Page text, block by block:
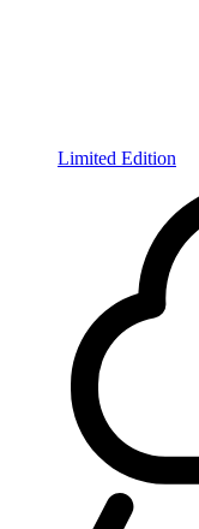
Limited Edition